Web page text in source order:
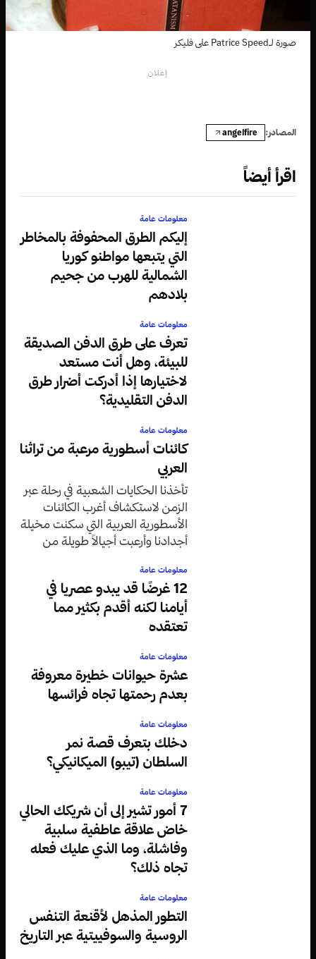
صورة لـPatrice Speed على فليكر
إعلان
المصادر: angelfire
اقرأ أيضاً
معلومات عامة
إليكم الطرق المحفوفة بالمخاطر
التي يتبعها مواطنو كوريا
الشمالية للهرب من جحيم
بلادهم
معلومات عامة
تعرف على طرق الدفن الصديقة
للبيئة، وهل أنت مستعد
لاختيارها إذا أدركت أضرار طرق
الدفن التقليدية؟
معلومات عامة
كائنات أسطورية مرعبة من تراثنا
العربي
تأخذنا الحكايات الشعبية في رحلة عبر
الزمن لاستكشاف أغرب الكائنات
الأسطورية العربية التي سكنت مخيلة
أجدادنا وأرعبت أجيالاً طويلة من
معلومات عامة
12 غرضًا قد يبدو عصريا في
أيامنا لكنه أقدم بكثير مما
تعتقده
معلومات عامة
عشرة حيوانات خطيرة معروفة
بعدم رحمتها تجاه فرائسها
معلومات عامة
دخلك بتعرف قصة نمر
السلطان (تيبو) الميكانيكي؟
معلومات عامة
7 أمور تشير إلى أن شريكك الحالي
خاض علاقة عاطفية سلبية
وفاشلة، وما الذي عليك فعله
تجاه ذلك؟
معلومات عامة
التطور المذهل لأقنعة التنفس
الروسية والسوفييتية عبر التاريخ